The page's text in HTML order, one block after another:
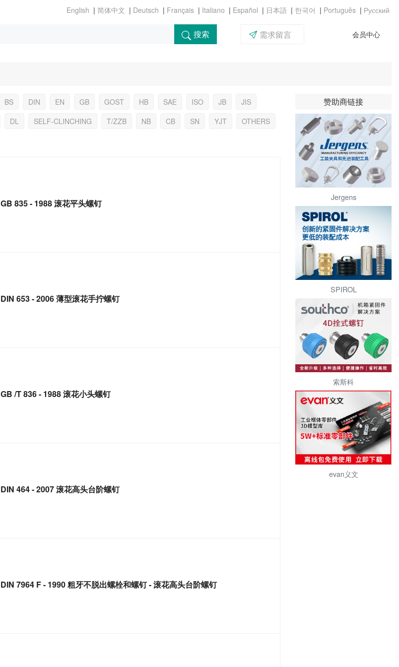
| | | | | | | | |
会员中心
搜索 需求留言
BS DIN EN GB GOST HB SAE ISO JB
JIS
DL SELF-CLINCHING T/ZZB NB CB SN YJT
OTHERS
GB 835 - 1988 滚花平头螺钉
DIN 653 - 2006 薄型滚花手拧螺钉
GB /T 836 - 1988 滚花小头螺钉
DIN 464 - 2007 滚花高头台阶螺钉
DIN 7964 F - 1990 粗牙不脱出螺栓和螺钉 - 滚花高头台阶螺钉
赞助商链接
Jergens
SPIROL
索斯科
evan义文